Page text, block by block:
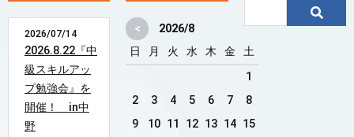
2026/07/14
2026.8.22『中
級スキルアッ
プ勉強会』を
開催！ in中
野
<
2026/8
日
月 火 水 木 金
土
1
2
3 4 5 6 7
8
9
10 11 12 13 14 15